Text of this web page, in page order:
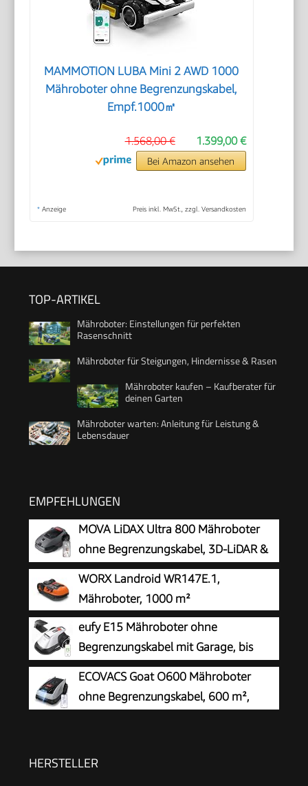
MAMMOTION LUBA Mini 2 AWD 1000
Mähroboter ohne Begrenzungskabel,
Empf.1000㎡
1.399,00 €
1.568,00 €
Bei Amazon ansehen
* Anzeige Preis inkl. MwSt., zzgl. Versandkosten
TOP-ARTIKEL
Mähroboter: Einstellungen für perfekten
Rasenschnitt
Mähroboter für Steigungen, Hindernisse & Rasen
Mähroboter kaufen – Kaufberater für
deinen Garten
Mähroboter warten: Anleitung für Leistung &
Lebensdauer
EMPFEHLUNGEN
MOVA LiDAX Ultra 800 Mähroboter
ohne Begrenzungskabel, 3D-LiDAR &
KI Vision
WORX Landroid WR147E.1,
Mähroboter, 1000 m²
eufy E15 Mähroboter ohne
Begrenzungskabel mit Garage, bis
800m²
ECOVACS Goat O600 Mähroboter
ohne Begrenzungskabel, 600 m²,
Steuerung, passiert 0,7 m schmale Stellen
HERSTELLER